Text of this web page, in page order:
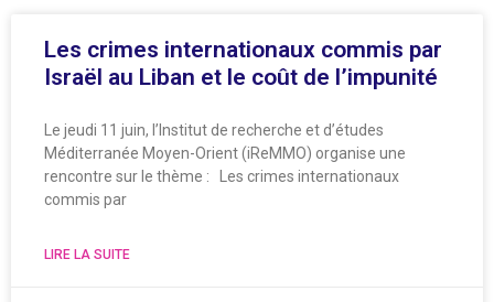
Les crimes internationaux commis par
Israël au Liban et le coût de l’impunité
Le jeudi 11 juin, l’Institut de recherche et d’études
Méditerranée Moyen-Orient (iReMMO) organise une
rencontre sur le thème : Les crimes internationaux
commis par
LIRE LA SUITE